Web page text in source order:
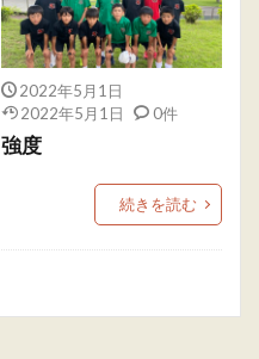
2022年5月1日
2022年5月1日
0件
強度
続きを読む